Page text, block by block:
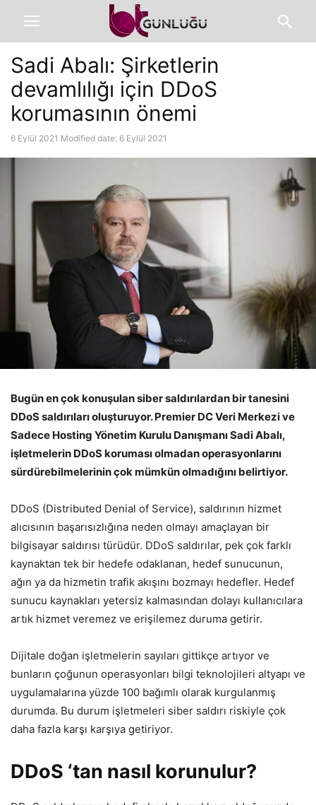
Sadi Abalı: Şirketlerin
devamlılığı için DDoS
korumasının önemi
6 Eylül 2021 Modified date: 6 Eylül 2021
Bugün en çok konuşulan siber saldırılardan bir tanesini
DDoS saldırıları oluşturuyor. Premier DC Veri Merkezi ve
Sadece Hosting Yönetim Kurulu Danışmanı Sadi Abalı,
işletmelerin DDoS koruması olmadan operasyonlarını
sürdürebilmelerinin çok mümkün olmadığını belirtiyor.
DDoS (Distributed Denial of Service), saldırının hizmet
alıcısının başarısızlığına neden olmayı amaçlayan bir
bilgisayar saldırısı türüdür. DDoS saldırılar, pek çok farklı
kaynaktan tek bir hedefe odaklanan, hedef sunucunun,
ağın ya da hizmetin trafik akışını bozmayı hedefler. Hedef
sunucu kaynakları yetersiz kalmasından dolayı kullanıcılara
artık hizmet veremez ve erişilemez duruma getirir.
Dijitale doğan işletmelerin sayıları gittikçe artıyor ve
bunların çoğunun operasyonları bilgi teknolojileri altyapı ve
uygulamalarına yüzde 100 bağımlı olarak kurgulanmış
durumda. Bu durum işletmeleri siber saldırı riskiyle çok
daha fazla karşı karşıya getiriyor.
DDoS ‘tan nasıl korunulur?